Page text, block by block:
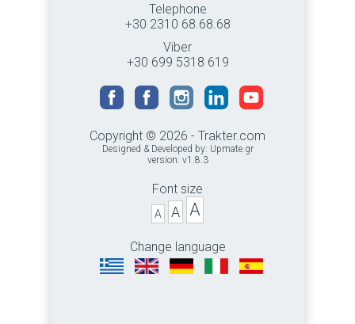
Telephone
+30 2310 68.68.68
Viber
+30 699 5318 619
Copyright © 2026 - Trakter.com
Designed & Developed by: Upmate.gr
version: v1.8.3
Font size
A A A
Change language